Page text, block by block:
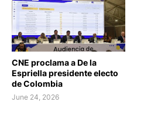
CNE proclama a De la
Espriella presidente electo
de Colombia
June 24, 2026